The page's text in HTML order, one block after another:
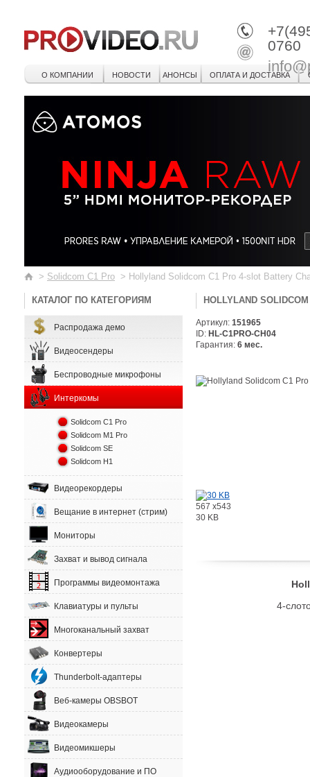
0760
О КОМПАНИИ НОВОСТИ АНОНСЫ ОПЛАТА И ДОСТАВКА
> Solidcom C1 Pro > Hollyland Solidcom C1 Pro 4-slot Battery
КАТАЛОГ ПО КАТЕГОРИЯМ
Распродажа демо
Видеосендеры
Беспроводные микрофоны
Интеркомы
Solidcom C1 Pro
Solidcom M1 Pro
Solidcom SE
Solidcom H1
Видеорекордеры
Вещание в интернет (стрим)
Мониторы
Захват и вывод сигнала
Программы видеомонтажа
Клавиатуры и пульты
Многоканальный захват
Конвертеры
Thunderbolt-адаптеры
Веб-камеры OBSBOT
Видеокамеры
Видеомикшеры
Аудиооборудование и ПО
HOLLYLAND
Артикул: 151965
ID: HL-C1PRO-CH04
Гарантия: 6 мес.
567 x543
30 KB
4-